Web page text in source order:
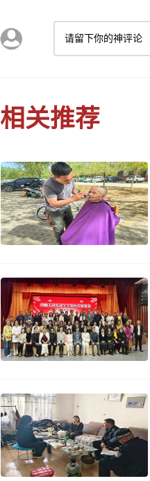
请留下你的神评论
相关推荐